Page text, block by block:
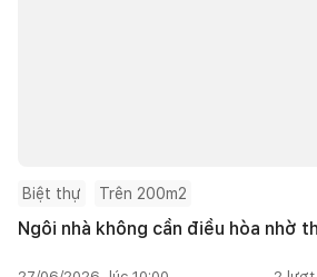
Biệt thự Trên 200m2
Ngôi nhà không cần điều hòa nhờ